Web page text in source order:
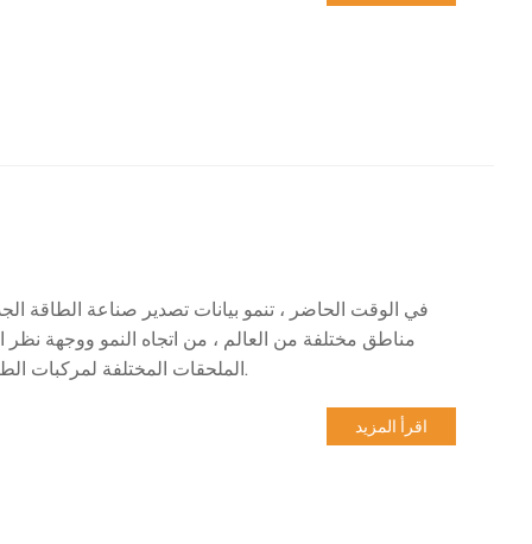
في الوقت الحاضر ، تنمو بيانات تصدير صناعة الطاقة
مناطق مختلفة من العالم ، من اتجاه النمو ووجهة نظر
الملحقات المختلفة لمركبات الطاقة الجديدة هي أحد اتجاهات النمو المستمر في النصف الثاني من العام.
اقرأ المزيد